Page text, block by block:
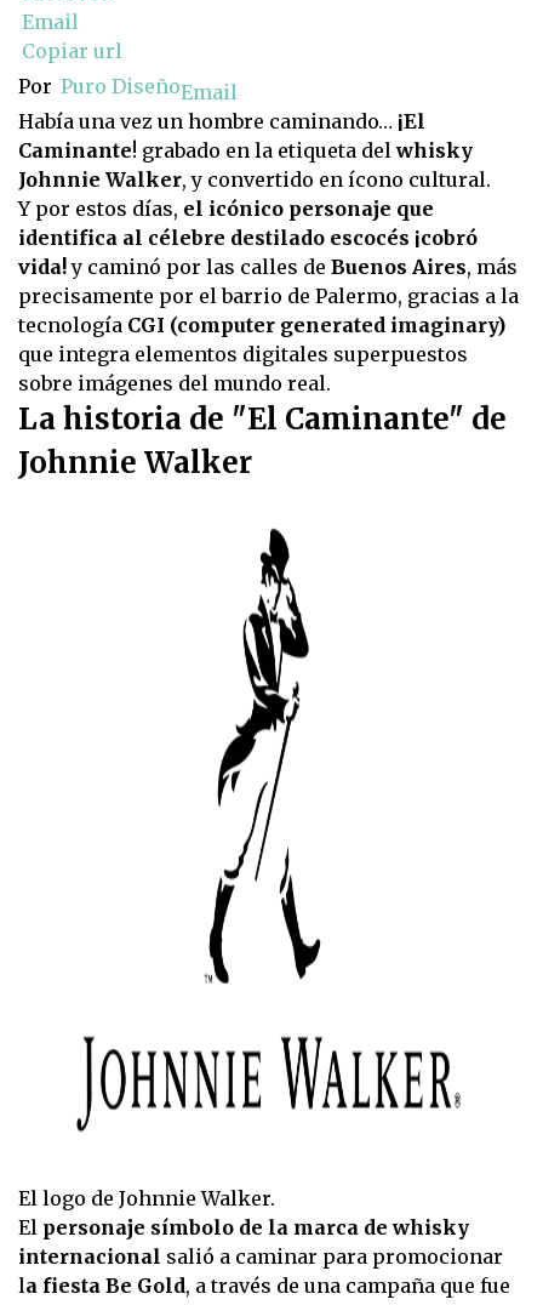
Email
Copiar url
Por Puro DiseñoEmail
Había una vez un hombre caminando… ¡El
Caminante! grabado en la etiqueta delwhisky
Johnnie Walker, y convertido en ícono cultural.
Y por estos días, el icónico personaje que
identifica al célebre destilado escocés ¡cobró
vida!y caminó por las calles de Buenos Aires, más
precisamente por el barrio de Palermo, gracias a la
tecnología CGI (computer generated imaginary)
que integra elementos digitales superpuestos
sobre imágenes del mundo real.
La historia de "El Caminante" de
Johnnie Walker
El logo de Johnnie Walker.
El personaje símbolo de la marca de whisky
internacional salió a caminar para promocionar
la fiesta Be Gold, a través de una campaña que fue